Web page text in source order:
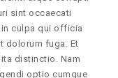
sint occaecati
culpa qui officia
dolorum fuga. Et
distinctio. Nam
optio cumque